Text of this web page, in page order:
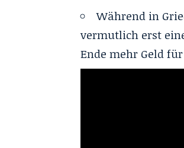
Während in
vermutlich erst
Ende mehr Geld